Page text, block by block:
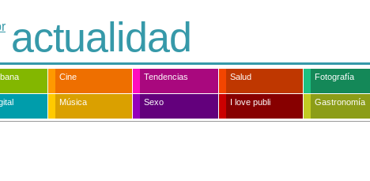
actualidad
Cine Tendencias Salud Fotografía
Música Sexo I love publi Gastronomía